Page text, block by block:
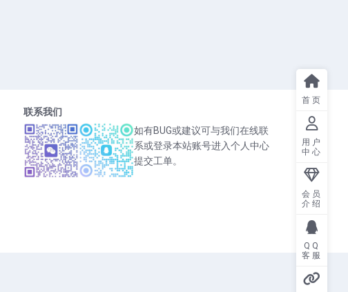
联系我们
如有BUG或建议可与我们在线联
系或登录本站账号进入个人中心
提交工单。
首页
用户
中心
会员
介绍
QQ
客服